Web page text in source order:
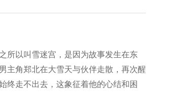
所以叫雪迷宫，是因为故事发生在东
主角郑北在大雪天与伙伴走散，再次醒
终走不出去，这象征着他的心结和困